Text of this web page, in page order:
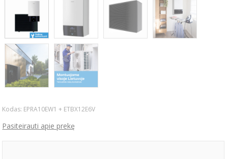
Kodas: EPRA10EW1 + ETBX12E6V
Pasiteirauti apie prekę